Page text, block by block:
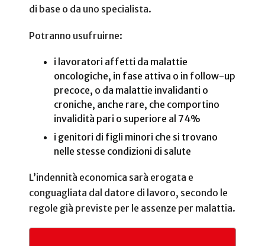
di base o da uno specialista.
Potranno usufruirne:
i lavoratori affetti da malattie
oncologiche, in fase attiva o in follow-up
precoce, o da malattie invalidanti o
croniche, anche rare, che comportino
invalidità pari o superiore al 74%
i genitori di figli minori che si trovano
nelle stesse condizioni di salute
L’indennità economica sarà erogata e
conguagliata dal datore di lavoro, secondo le
regole già previste per le assenze per malattia.